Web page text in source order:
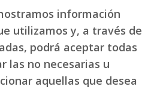
información
utilizamos y, a través de
podrá aceptar todas
las no necesarias u
aquellas que desea